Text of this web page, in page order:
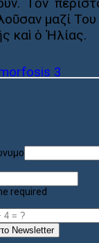
required
Newsletter